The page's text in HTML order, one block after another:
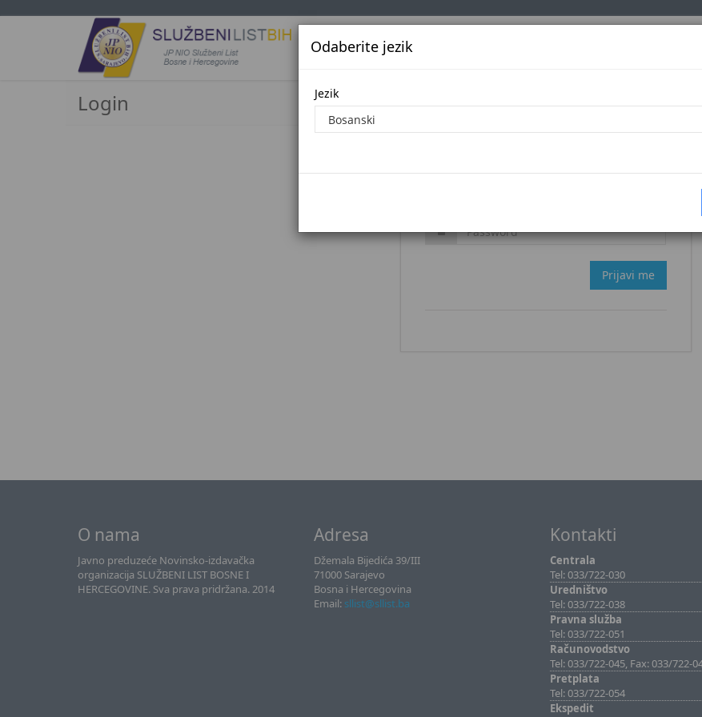
Jezik Službena glasila
Odaberite jezik
Jezik
Login
Zaboravljena šifra?
Prijavi me
O nama
Javno preduzeće Novinsko-izdavačka
organizacija SLUŽBENI LIST BOSNE I
HERCEGOVINE. Sva prava pridržana. 2014
Adresa
Džemala Bijedića 39/III
71000 Sarajevo
Bosna i Hercegovina
Email: sllist@sllist.ba
Kontakti
Centrala
Tel: 033/722-030
Uredništvo
Tel: 033/722-038
Pravna služba
Tel: 033/722-051
Računovodstvo
Tel: 033/722-045, Fax: 033/722-
Pretplata
Tel: 033/722-054
Ekspedit